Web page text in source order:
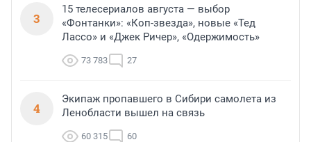
3
15 телесериалов августа — выбор
«Фонтанки»: «Коп-звезда», новые «Тед
Лассо» и «Джек Ричер», «Одержимость»
73 783 27
4
Экипаж пропавшего в Сибири самолета из
Ленобласти вышел на связь
60 315 60